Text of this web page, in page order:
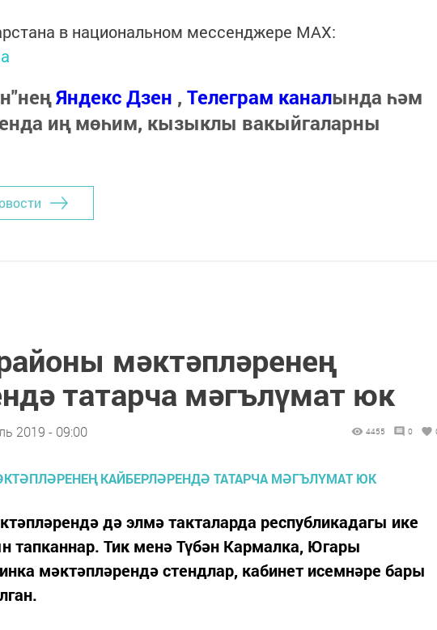
в национальном мессенджере MАХ:
Яндекс Дзен , Телеграм каналында һәм
иң мөһим, кызыклы вакыйгаларны
мәктәпләренең
татарча мәгълүмат юк
2019 - 09:00 4455 0
дә элмә такталарда республикадагы ике
тапканнар. Тик менә Түбән Кармалка, Югары
мәктәпләрендә стендлар, кабинет исемнәре бары